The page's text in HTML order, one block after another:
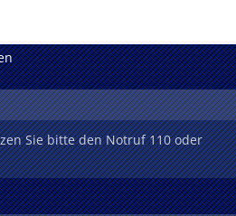
Sie bitte den Notruf 110 oder